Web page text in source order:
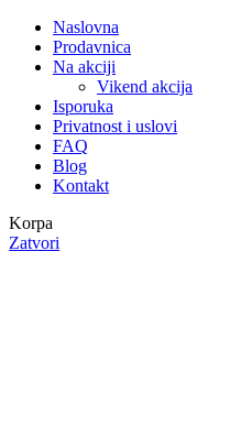
Naslovna
Prodavnica
Na akciji
Vikend akcija
Isporuka
Privatnost i uslovi
FAQ
Blog
Kontakt
Korpa
Zatvori